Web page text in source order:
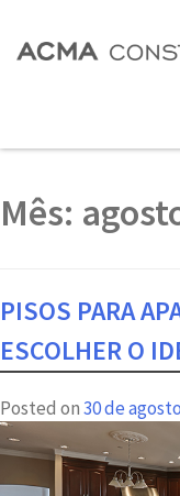
Mês:
PISOS PARA
ESCOLHER O
Posted on30 de